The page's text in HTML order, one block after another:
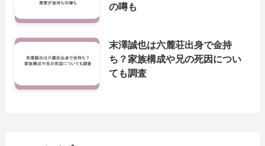
の噂も
末澤誠也は六麓荘出身で金持
ち？家族構成や兄の死因につい
ても調査